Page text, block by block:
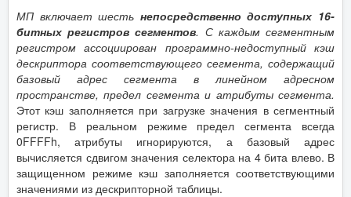
МП включает шесть непосредственно доступных 16-
битных регистров сегментов. С каждым сегментным
регистром ассоциирован программно-недоступный кэш
дескриптора соответствующего сегмента, содержащий
базовый адрес сегмента в линейном адресном
пространстве, предел сегмента и атрибуты сегмента.
Этот кэш заполняется при загрузке значения в сегментный
регистр. В реальном режиме предел сегмента всегда
0FFFFh, атрибуты игнорируются, а базовый адрес
вычисляется сдвигом значения селектора на 4 бита влево. В
защищенном режиме кэш заполняется соответствующими
значениями из дескрипторной таблицы.